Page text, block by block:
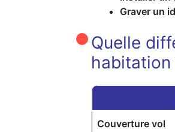
Graver un
Quelle
habitation
Couverture vol